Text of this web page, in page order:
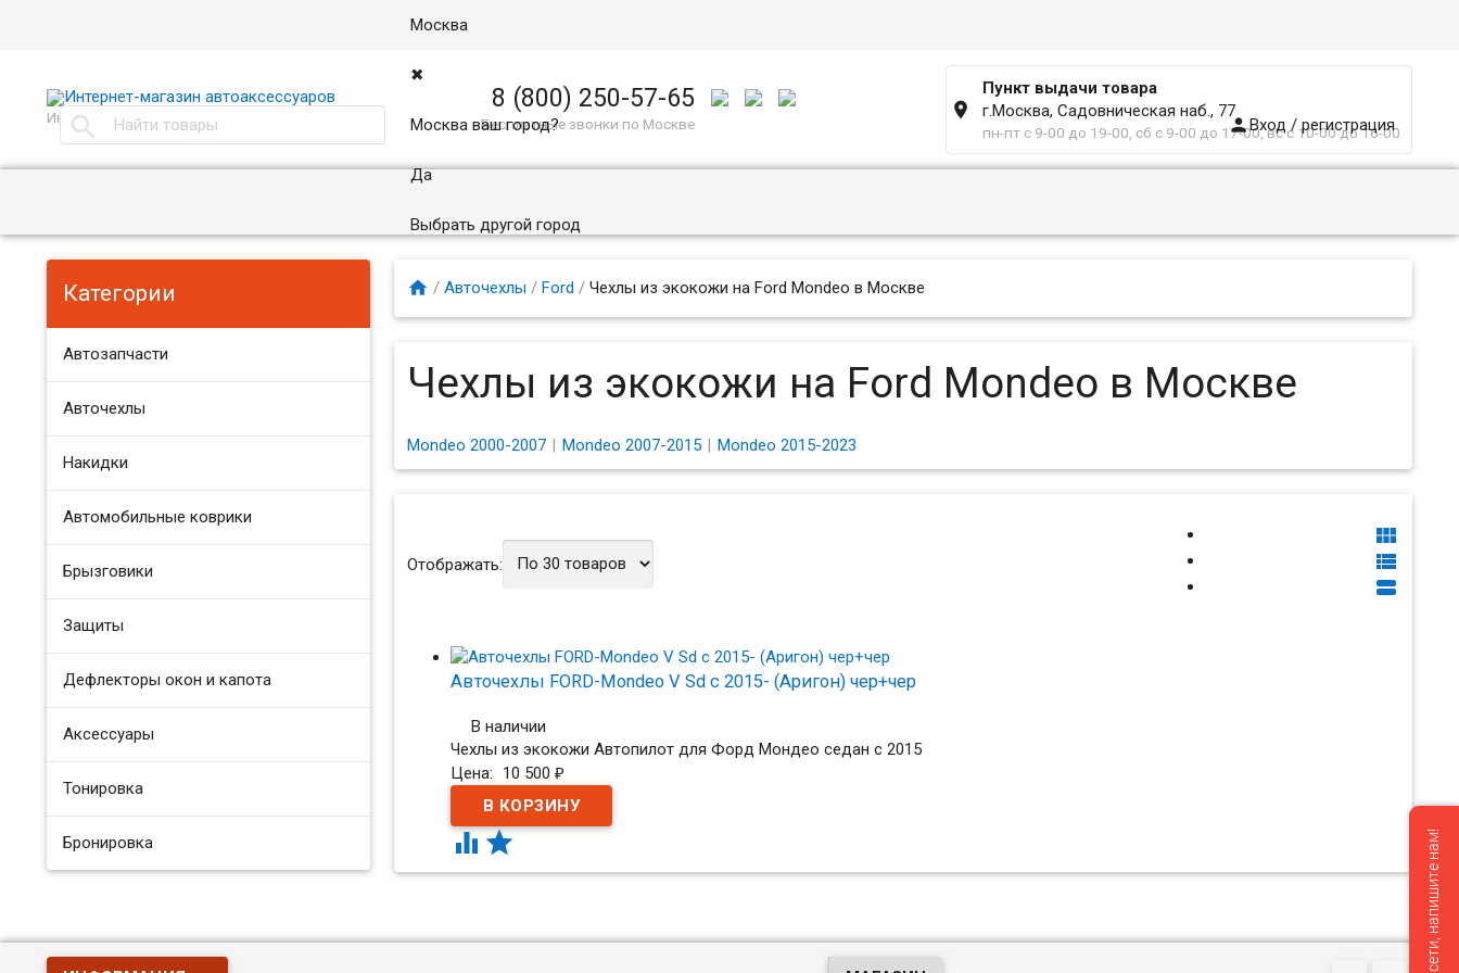

Москва
✖
Москва ваш город?
Да
Выбрать другой город
Вход / регистрация
Интернет магазин автоаксессуаров в Москве
8 (800) 250-57-65
Бесплатные звонки по Москве
Пункт выдачи товара
 г.Москва, Садовническая наб., 77
пн-пт с 9-00 до 19-00, сб с 9-00 до 17-00, вс с 10-00 до 16-00
Категории
Автозапчасти
Авточехлы
Накидки
Автомобильные коврики
Брызговики
Защиты
Дефлекторы окон и капота
Аксессуары
Тонировка
Бронировка
 / Авточехлы / Ford /Чехлы из экокожи на Ford Mondeo в Москве
Чехлы из экокожи на Ford Mondeo в Москве
Mondeo 2000-2007 Mondeo 2007-2015 Mondeo 2015-2023
Отображать:



Авточехлы FORD-Mondeo V Sd c 2015- (Аригон) чер+чер
В наличии
Чехлы из экокожи Автопилот для Форд Мондео седан с 2015
Цена:
10 500 ₽
  Мы не в сети, напишите нам!